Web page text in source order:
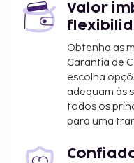
Valor
Obtenha as
Garantia de
escolha
adequam às
todos os
para uma